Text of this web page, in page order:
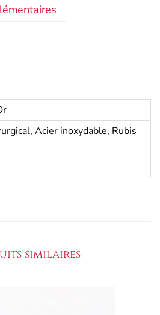
Acier inoxydable, Rubis
similaires